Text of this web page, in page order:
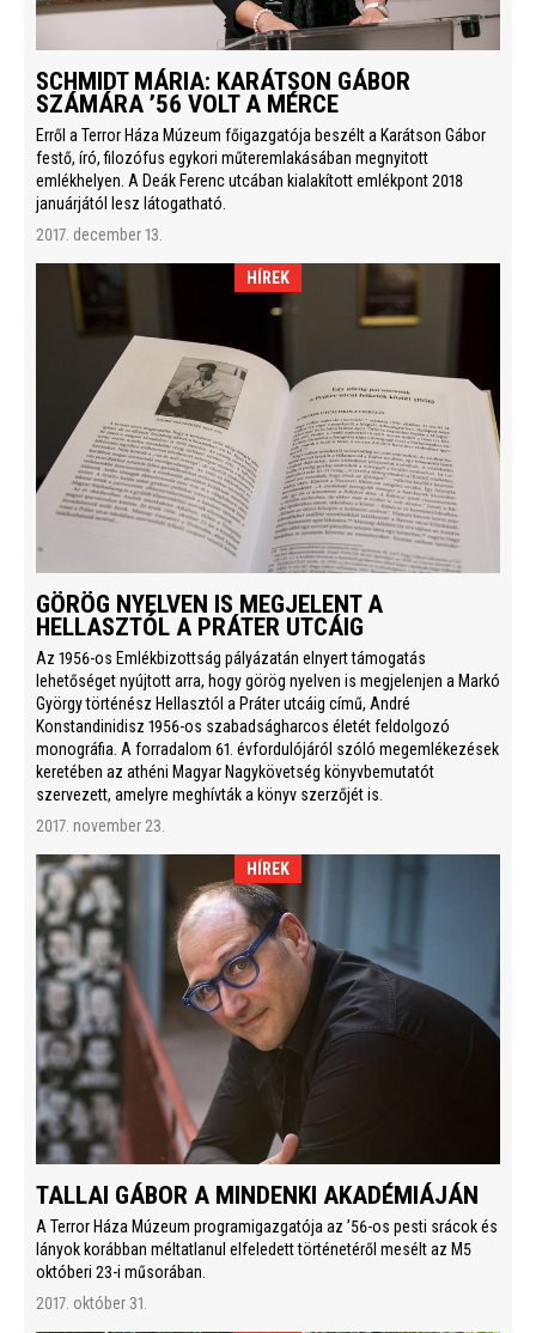
SCHMIDT MÁRIA: KARÁTSON GÁBOR
SZÁMÁRA ’56 VOLT A MÉRCE
Erről a Terror Háza Múzeum főigazgatója beszélt a Karátson Gábor
festő, író, filozófus egykori műteremlakásában megnyitott
emlékhelyen. A Deák Ferenc utcában kialakított emlékpont 2018
januárjától lesz látogatható.
2017. december 13.
HÍREK
GÖRÖG NYELVEN IS MEGJELENT A
HELLASZTÓL A PRÁTER UTCÁIG
Az 1956-os Emlékbizottság pályázatán elnyert támogatás
lehetőséget nyújtott arra, hogy görög nyelven is megjelenjen a Markó
György történész Hellasztól a Práter utcáig című, André
Konstandinidisz 1956-os szabadságharcos életét feldolgozó
monográfia. A forradalom 61. évfordulójáról szóló megemlékezések
keretében az athéni Magyar Nagykövetség könyvbemutatót
szervezett, amelyre meghívták a könyv szerzőjét is.
2017. november 23.
HÍREK
TALLAI GÁBOR A MINDENKI AKADÉMIÁJÁN
A Terror Háza Múzeum programigazgatója az ’56-os pesti srácok és
lányok korábban méltatlanul elfeledett történetéről mesélt az M5
októberi 23-i műsorában.
2017. október 31.